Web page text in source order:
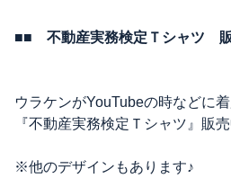
■■ 不動産実務検定Ｔシャツ
ウラケンがYouTubeの時などに
『不動産実務検定Ｔシャツ』販売
※他のデザインもあります♪